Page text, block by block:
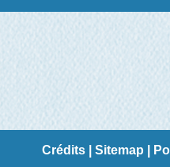
Crédits Sitemap